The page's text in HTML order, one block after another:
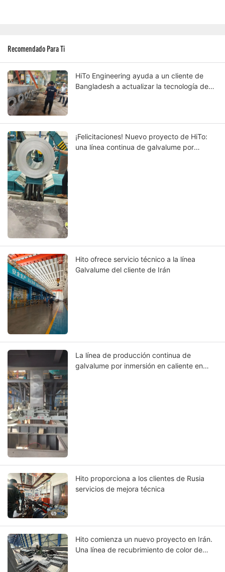
Recomendado Para Ti
HiTo Engineering ayuda a un cliente de
Bangladesh a actualizar la tecnología de
¡Felicitaciones! Nuevo proyecto de HiTo:
una línea continua de galvalume por
Hito ofrece servicio técnico a la línea
Galvalume del cliente de Irán
La línea de producción continua de
galvalume por inmersión en caliente en
Hito proporciona a los clientes de Rusia
servicios de mejora técnica
Hito comienza un nuevo proyecto en Irán.
Una línea de recubrimiento de color de